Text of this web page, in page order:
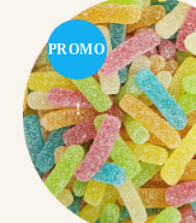
PROMO
!